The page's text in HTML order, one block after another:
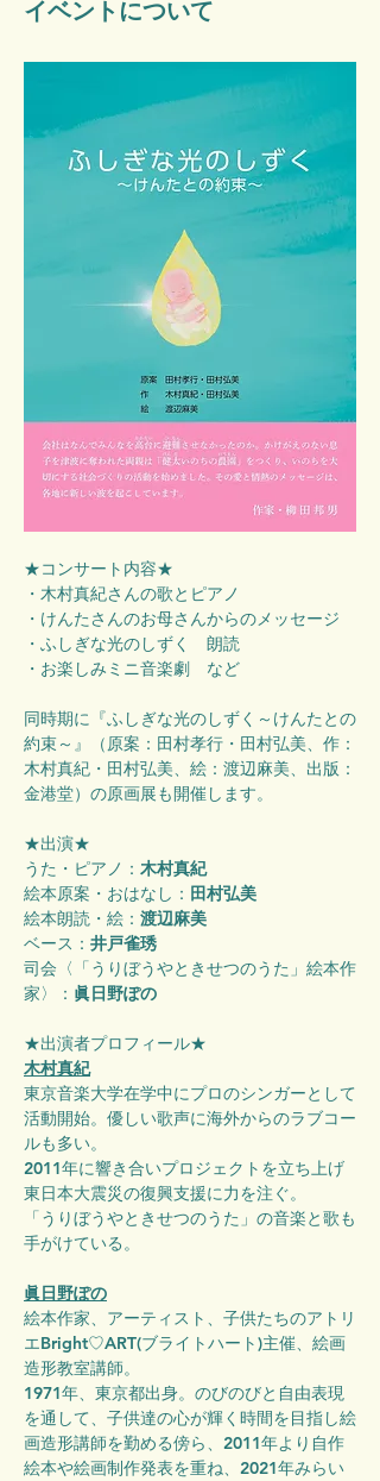
イベントについて
★コンサート内容★
・木村真紀さんの歌とピアノ
・けんたさんのお母さんからのメッセージ
・ふしぎな光のしずく　朗読
・お楽しみミニ音楽劇　など
同時期に『ふしぎな光のしずく～けんたとの
約束～』（原案：田村孝行・田村弘美、作：
木村真紀・田村弘美、絵：渡辺麻美、出版：
金港堂）の原画展も開催します。
★出演★
うた・ピアノ： 木村真紀
絵本原案・おはなし： 田村弘美
絵本朗読・絵： 渡辺麻美
ベース： 井戸雀琇
司会〈「うりぼうやときせつのうた」絵本作
家〉： 眞日野ぽの
★出演者プロフィール★
木村真紀
東京音楽大学在学中にプロのシンガーとして
活動開始。優しい歌声に海外からのラブコー
ルも多い。
2011年に響き合いプロジェクトを立ち上げ
東日本大震災の復興支援に力を注ぐ。
「うりぼうやときせつのうた」の音楽と歌も
手がけている。
眞日野ぽの
絵本作家、アーティスト、子供たちのアトリ
エBright♡ART(ブライトハート)主催、絵画
造形教室講師。
1971年、東京都出身。のびのびと自由表現
を通して、子供達の心が輝く時間を目指し絵
画造形講師を勤める傍ら、2011年より自作
絵本や絵画制作発表を重ね、2021年みらい